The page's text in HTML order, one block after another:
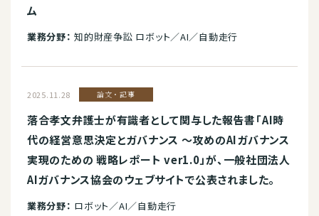
ム
業務分野： 知的財産争訟 ロボット／AI／自動走行
2025.11.28 論文・記事
落合孝文弁護士が有識者として関与した報告書「AI時
代の経営意思決定とガバナンス 〜攻めのAIガバナンス
実現のための 戦略レポート ver1.0」が、一般社団法人
AIガバナンス協会のウェブサイトで公表されました。
業務分野： ロボット／AI／自動走行